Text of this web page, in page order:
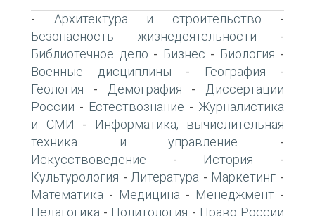
- Архитектура и строительство -
Безопасность жизнедеятельности -
Библиотечное дело - Бизнес - Биология -
Военные дисциплины - География -
Геология - Демография -
Диссертации
России - Естествознание - Журналистика
и СМИ -
Информатика, вычислительная
техника и управление -
Искусствоведение - История -
Культурология - Литература - Маркетинг -
Математика - Медицина - Менеджмент -
Педагогика - Политология - Право России